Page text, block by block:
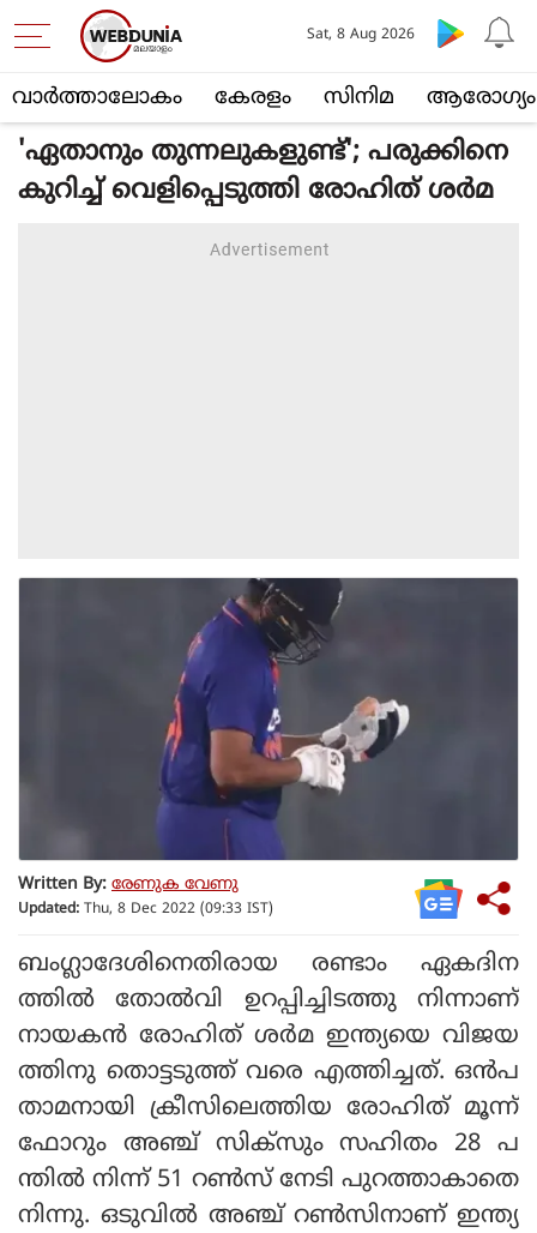
വാര്‍ത്താലോകം കേരളം സിനിമ ആരോഗ്യം
Sat, 8 Aug 2026
'ഏതാനും തുന്നലുകളുണ്ട്'; പരുക്കിനെ
കുറിച്ച് വെളിപ്പെടുത്തി രോഹിത് ശര്‍മ
Written By: രേണുക വേണു
Updated: Thu, 8 Dec 2022 (09:33 IST)
ബംഗ്ലാദേശിനെതിരായ രണ്ടാം ഏകദിന
ത്തില്‍ തോല്‍വി ഉറപ്പിച്ചിടത്തു നിന്നാണ്
നായകന്‍ രോഹിത് ശര്‍മ ഇന്ത്യയെ വിജയ
ത്തിനു തൊട്ടടുത്ത് വരെ എത്തിച്ചത്. ഒന്‍പ
താമനായി ക്രീസിലെത്തിയ രോഹിത് മൂന്ന്
ഫോറും അഞ്ച് സിക്‌സും സഹിതം 28 പ
ന്തില്‍ നിന്ന് 51 റണ്‍സ് നേടി പുറത്താകാതെ
നിന്നു. ഒടുവില്‍ അഞ്ച് റണ്‍സിനാണ് ഇന്ത്യ